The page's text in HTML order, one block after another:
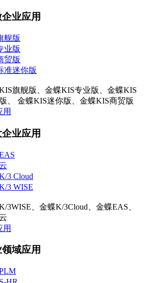
业应用
舰版
业版
贸版
准迷你版
旗舰版、金蝶KIS专业版、金蝶KIS
、 金蝶KIS迷你版、金蝶KIS商贸版
用
业应用
3 Cloud
3 WISE
3WISE、金蝶K/3Cloud、金蝶EAS、
用
域应用